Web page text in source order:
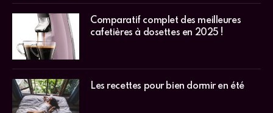
Comparatif complet des meilleures
cafetières à dosettes en 2025 !
Les recettes pour bien dormir en été